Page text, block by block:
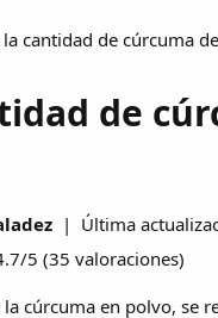
la cantidad de cúrcuma
de
| Última
5 (35 valoraciones)
cúrcuma en polvo, se